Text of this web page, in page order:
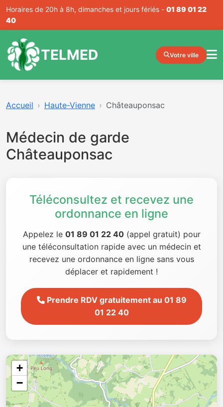
Horaires de 20h à 8h, dimanches et jours fériés - 01 89 01 22
40
TELMED Votre ville
Accueil Haute-Vienne Châteauponsac
Médecin de garde
Châteauponsac
Téléconsultez et recevez une
ordonnance en ligne
Appelez le 01 89 01 22 40(appel gratuit) pour
une téléconsultation rapide avec un médecin et
recevez une ordonnance en ligne sans vous
déplacer et rapidement !
Prendre RDV gratuitement au 01 89
01 22 40
+
−